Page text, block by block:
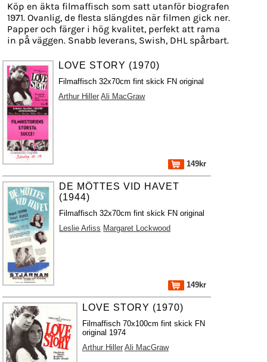
Köp en äkta filmaffisch som satt utanför biografen
1971. Ovanlig, de flesta slängdes när filmen gick ner.
Papper och färger i hög kvalitet, perfekt att rama
in på väggen. Snabb leverans, Swish, DHL spårbart.
LOVE STORY (1970)
Filmaffisch 32x70cm fint skick FN original
Arthur Hiller Ali MacGraw
149kr
DE MÖTTES VID HAVET
(1944)
Filmaffisch 32x70cm fint skick FN original
Leslie Arliss Margaret Lockwood
149kr
LOVE STORY (1970)
Filmaffisch 70x100cm fint skick FN
original 1974
Arthur Hiller Ali MacGraw